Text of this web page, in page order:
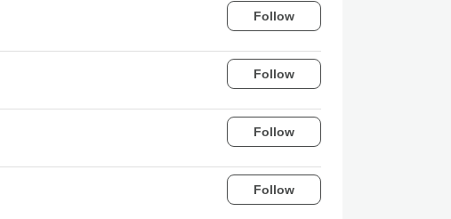
Follow
Follow
Follow
Follow